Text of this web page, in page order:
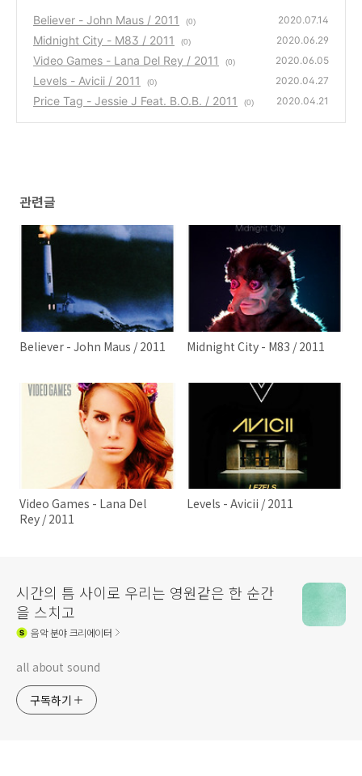
Believer - John Maus / 2011 (0) 2020.07.14
Midnight City - M83 / 2011 (0) 2020.06.29
Video Games - Lana Del Rey / 2011 (0) 2020.06.05
Levels - Avicii / 2011 (0) 2020.04.27
Price Tag - Jessie J Feat. B.O.B. / 2011 (0) 2020.04.21
관련글
Believer - John Maus / 2011 Midnight City - M83 / 2011
Video Games - Lana Del
Rey / 2011
Levels - Avicii / 2011
시간의 틈 사이로 우리는 영원같은 한 순간
을 스치고
음악분야 크리에이터
all about sound
구독하기